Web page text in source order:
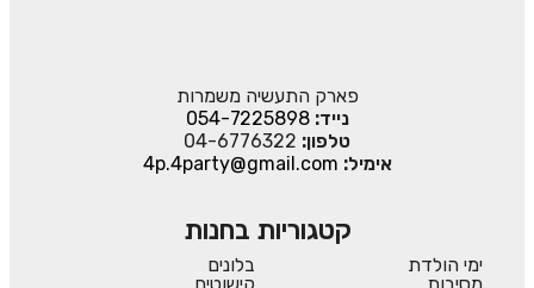
פארק התעשיה משמרות
נייד:054-7225898
טלפון: 04-6776322
אימיל: 4p.4party@gmail.com
קטגוריות בחנות
ימי הולדת
בלונים